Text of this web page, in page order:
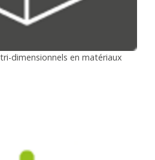
dimensionnels en matériaux